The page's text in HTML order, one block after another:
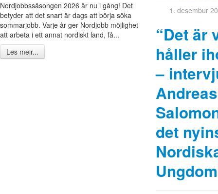
Nordjobbssäsongen 2026 är nu i gång! Det
betyder att det snart är dags att börja söka
sommarjobb. Varje år ger Nordjobb möjlighet
att arbeta i ett annat nordiskt land, få...
Les meir...
1. desembur
“Det är
håller
–
Andreas
det